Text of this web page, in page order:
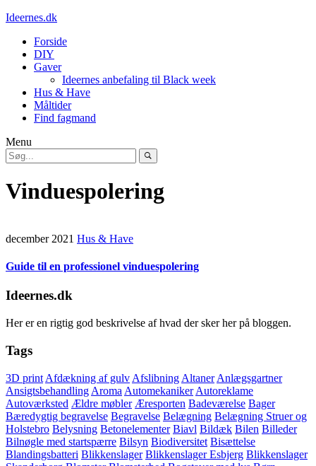
Ideernes.dk
Forside
DIY
Gaver
Ideernes anbefaling til Black week
Hus & Have
Måltider
Find fagmand
Menu
Vinduespolering
december 2021 Hus & Have
Guide til en professionel vinduespolering
Ideernes.dk
Her er en rigtig god beskrivelse af hvad der sker her på bloggen.
Tags
3D print Afdækning af gulv Afslibning Altaner Anlægsgartner
Ansigtsbehandling Aroma Automekaniker Autoreklame
Autoværksted Ældre møbler Æresporten Badeværelse Bager
Bæredygtig begravelse Begravelse Belægning Belægning Struer og
Holstebro Belysning Betonelementer Biavl Bildæk Bilen Billeder
Bilnøgle med startspærre Bilsyn Biodiversitet Bisættelse
Blandingsbatteri Blikkenslager Blikkenslager Esbjerg Blikkenslager